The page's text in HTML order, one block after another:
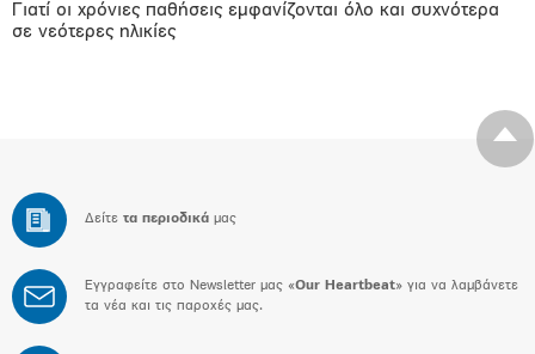
Γιατί οι χρόνιες παθήσεις εμφανίζονται όλο και συχνότερα
σε νεότερες ηλικίες
Δείτε τα περιοδικά μας
Εγγραφείτε στο Newsletter μας «Our Heartbeat» για να λαμβάνετε
τα νέα και τις παροχές μας.